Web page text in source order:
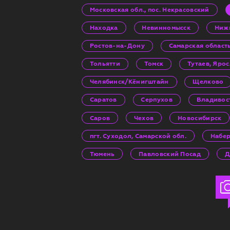
Московская обл., пос. Некрасовский
Находка Невинномысск
Ростов-на-Дону Самарская
Тольятти Томск Тутаев,
Челябинск/Кёнигштайн Щелково
Саратов Серпухов
Саров Чехов Новосибирск
пгт. Суходол, Самарской обл.
Тюмень Павловский Посад
Анастасия